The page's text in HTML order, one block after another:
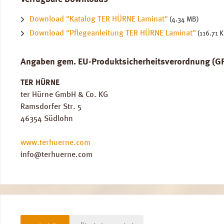
Download "Katalog TER HÜRNE Laminat" (4.34 MB)
Download "Pflegeanleitung TER HÜRNE Laminat" (116.71
Angaben gem. EU-Produktsicherheitsverordnung
TER HÜRNE
ter Hürne GmbH & Co. KG
Ramsdorfer Str. 5
46354 Südlohn
www.terhuerne.com
info@terhuerne.com